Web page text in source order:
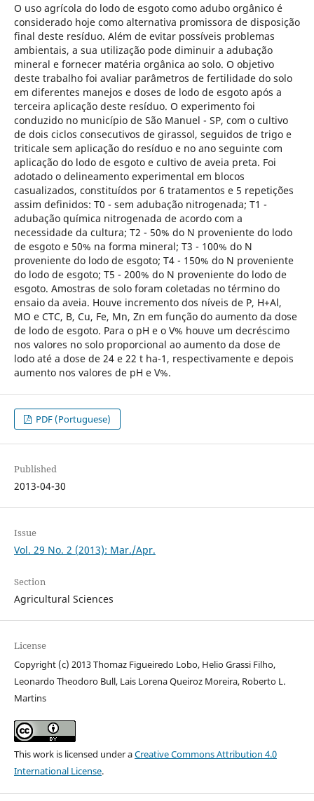
O uso agrícola do lodo de esgoto como adubo orgânico é
considerado hoje como alternativa promissora de disposição
final deste resíduo. Além de evitar possíveis problemas
ambientais, a sua utilização pode diminuir a adubação
mineral e fornecer matéria orgânica ao solo. O objetivo
deste trabalho foi avaliar parâmetros de fertilidade do solo
em diferentes manejos e doses de lodo de esgoto após a
terceira aplicação deste resíduo. O experimento foi
conduzido no município de São Manuel - SP, com o cultivo
de dois ciclos consecutivos de girassol, seguidos de trigo e
triticale sem aplicação do resíduo e no ano seguinte com
aplicação do lodo de esgoto e cultivo de aveia preta. Foi
adotado o delineamento experimental em blocos
casualizados, constituídos por 6 tratamentos e 5 repetições
assim definidos: T0 - sem adubação nitrogenada; T1 -
adubação química nitrogenada de acordo com a
necessidade da cultura; T2 - 50% do N proveniente do lodo
de esgoto e 50% na forma mineral; T3 - 100% do N
proveniente do lodo de esgoto; T4 - 150% do N proveniente
do lodo de esgoto; T5 - 200% do N proveniente do lodo de
esgoto. Amostras de solo foram coletadas no término do
ensaio da aveia. Houve incremento dos níveis de P, H+Al,
MO e CTC, B, Cu, Fe, Mn, Zn em função do aumento da dose
de lodo de esgoto. Para o pH e o V% houve um decréscimo
nos valores no solo proporcional ao aumento da dose de
lodo até a dose de 24 e 22 t ha-1, respectivamente e depois
aumento nos valores de pH e V%.
PDF (Portuguese)
Published
2013-04-30
Issue
Vol. 29 No. 2 (2013): Mar./Apr.
Section
Agricultural Sciences
License
Copyright (c) 2013 Thomaz Figueiredo Lobo, Helio Grassi Filho,
Leonardo Theodoro Bull, Lais Lorena Queiroz Moreira, Roberto L.
Martins
This work is licensed under aCreative Commons Attribution 4.0
International License.